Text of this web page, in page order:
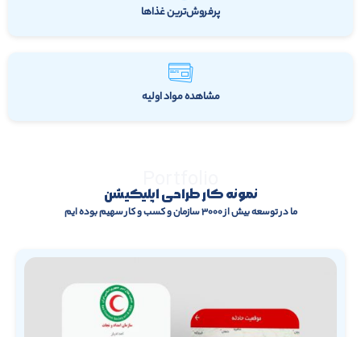
پرفروش‌ترین غذاها
مشاهده مواد اولیه
نمونه کار طراحی اپلیکیشن
ما در توسعه بیش از ۳۰۰۰ سازمان و کسب و کار سهیم بوده ایم